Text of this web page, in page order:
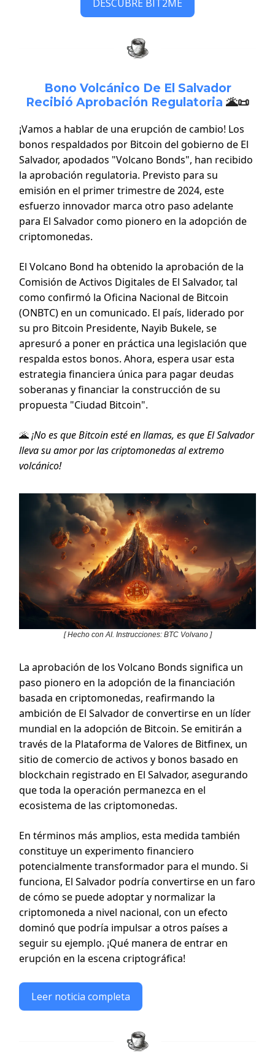
DESCUBRE BIT2ME
Bono Volcánico De El Salvador
Recibió Aprobación Regulatoria 🌋📜
¡Vamos a hablar de una erupción de cambio! Los
bonos respaldados por Bitcoin del gobierno de El
Salvador, apodados "Volcano Bonds", han recibido
la aprobación regulatoria. Previsto para su
emisión en el primer trimestre de 2024, este
esfuerzo innovador marca otro paso adelante
para El Salvador como pionero en la adopción de
criptomonedas.
El Volcano Bond ha obtenido la aprobación de la
Comisión de Activos Digitales de El Salvador, tal
como confirmó la Oficina Nacional de Bitcoin
(ONBTC) en un comunicado. El país, liderado por
su pro Bitcoin Presidente, Nayib Bukele, se
apresuró a poner en práctica una legislación que
respalda estos bonos. Ahora, espera usar esta
estrategia financiera única para pagar deudas
soberanas y financiar la construcción de su
propuesta "Ciudad Bitcoin".
🌋¡No es que Bitcoin esté en llamas, es que El Salvador
lleva su amor por las criptomonedas al extremo
volcánico!
[ Hecho con AI. Instrucciones: BTC Volvano ]
La aprobación de los Volcano Bonds significa un
paso pionero en la adopción de la financiación
basada en criptomonedas, reafirmando la
ambición de El Salvador de convertirse en un líder
mundial en la adopción de Bitcoin. Se emitirán a
través de la Plataforma de Valores de Bitfinex, un
sitio de comercio de activos y bonos basado en
blockchain registrado en El Salvador, asegurando
que toda la operación permanezca en el
ecosistema de las criptomonedas.
En términos más amplios, esta medida también
constituye un experimento financiero
potencialmente transformador para el mundo. Si
funciona, El Salvador podría convertirse en un faro
de cómo se puede adoptar y normalizar la
criptomoneda a nivel nacional, con un efecto
dominó que podría impulsar a otros países a
seguir su ejemplo. ¡Qué manera de entrar en
erupción en la escena criptográfica!
Leer noticia completa